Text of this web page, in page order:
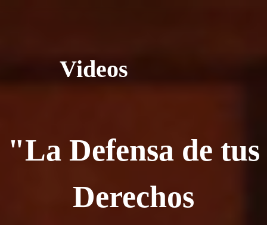
Videos
"La Defensa de tus
Derechos